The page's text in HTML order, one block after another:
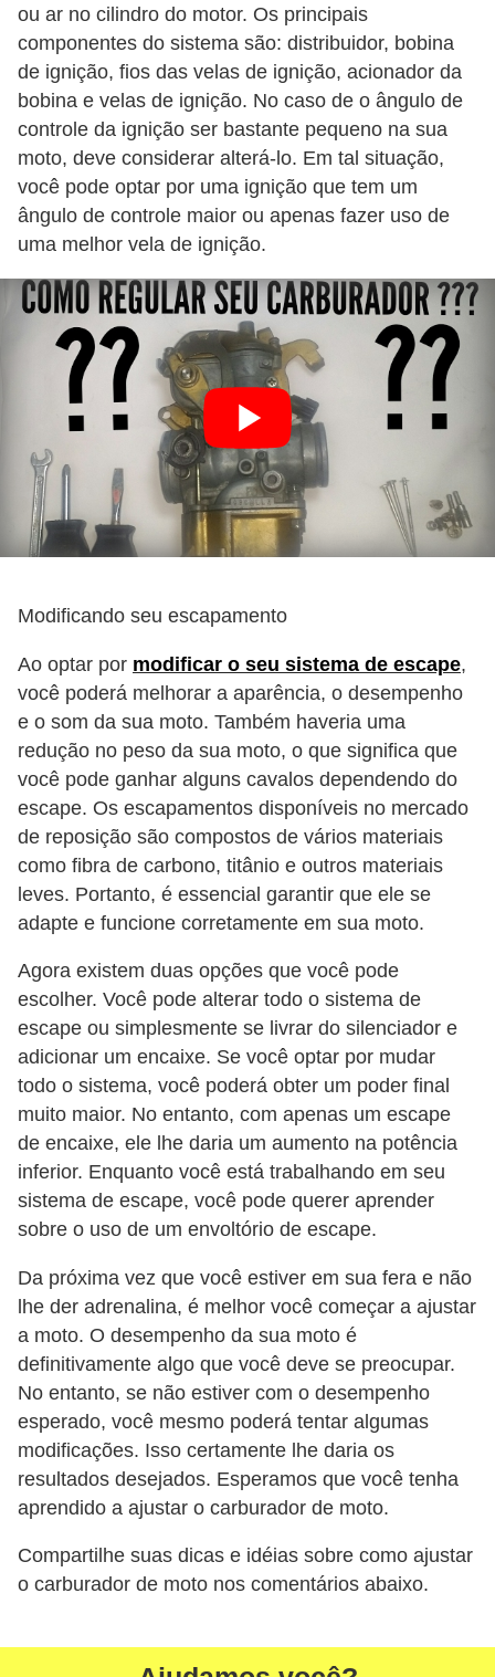
ou ar no cilindro do motor. Os principais
componentes do sistema são: distribuidor, bobina
de ignição, fios das velas de ignição, acionador da
bobina e velas de ignição. No caso de o ângulo de
controle da ignição ser bastante pequeno na sua
moto, deve considerar alterá-lo. Em tal situação,
você pode optar por uma ignição que tem um
ângulo de controle maior ou apenas fazer uso de
uma melhor vela de ignição.
Modificando seu escapamento
Ao optar por modificar o seu sistema de escape,
você poderá melhorar a aparência, o desempenho
e o som da sua moto. Também haveria uma
redução no peso da sua moto, o que significa que
você pode ganhar alguns cavalos dependendo do
escape. Os escapamentos disponíveis no mercado
de reposição são compostos de vários materiais
como fibra de carbono, titânio e outros materiais
leves. Portanto, é essencial garantir que ele se
adapte e funcione corretamente em sua moto.
Agora existem duas opções que você pode
escolher. Você pode alterar todo o sistema de
escape ou simplesmente se livrar do silenciador e
adicionar um encaixe. Se você optar por mudar
todo o sistema, você poderá obter um poder final
muito maior. No entanto, com apenas um escape
de encaixe, ele lhe daria um aumento na potência
inferior. Enquanto você está trabalhando em seu
sistema de escape, você pode querer aprender
sobre o uso de um envoltório de escape.
Da próxima vez que você estiver em sua fera e não
lhe der adrenalina, é melhor você começar a ajustar
a moto. O desempenho da sua moto é
definitivamente algo que você deve se preocupar.
No entanto, se não estiver com o desempenho
esperado, você mesmo poderá tentar algumas
modificações. Isso certamente lhe daria os
resultados desejados. Esperamos que você tenha
aprendido a ajustar o carburador de moto.
Compartilhe suas dicas e idéias sobre como ajustar
o carburador de moto nos comentários abaixo.